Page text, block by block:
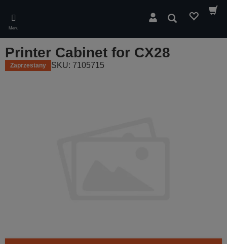
main
content
Menu
Wyszukaj
Printer Cabinet for CX28
Zaprzestany SKU: 7105715